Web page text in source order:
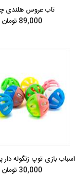
تاب عروس هلندی
89,000 تومان
اسباب بازی توپ زنگوله
30,000 تومان